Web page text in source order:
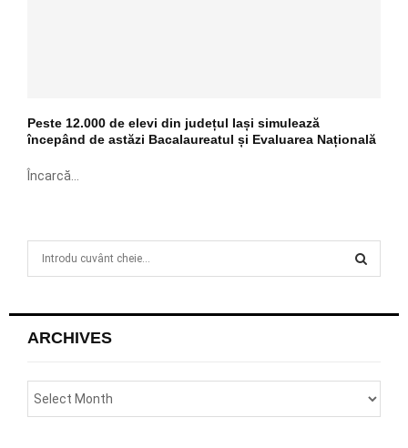
Peste 12.000 de elevi din județul Iași simulează
începând de astăzi Bacalaureatul și Evaluarea Națională
Încarcă...
h
o
:
ARCHIVES